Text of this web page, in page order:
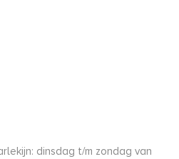
dinsdag t/m zondag van